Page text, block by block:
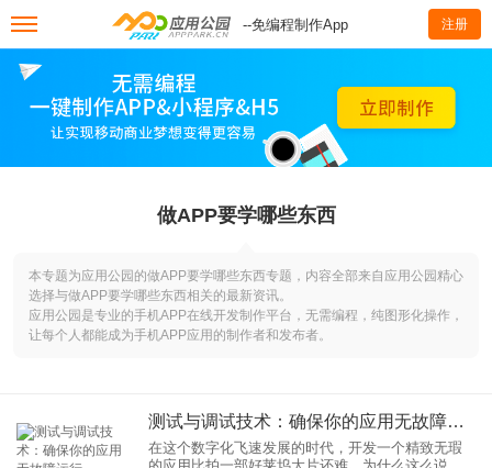
--免编程制作App 注册
做APP要学哪些东西
本专题为应用公园的做APP要学哪些东西专题，内容全部来自应用公园精心
选择与做APP要学哪些东西相关的最新资讯。
应用公园是专业的手机APP在线开发制作平台，无需编程，纯图形化操作，
让每个人都能成为手机APP应用的制作者和发布者。
测试与调试技术：确保你的应用无故障运行
在这个数字化飞速发展的时代，开发一个精致无瑕